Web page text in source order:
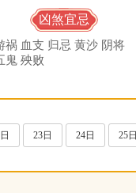
凶煞宜忌
祸 血支 归忌 黄沙 阴将
鬼 殃败
23日 24日 25日